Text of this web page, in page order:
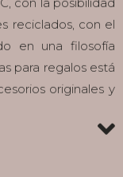
con la posibilidad
reciclados, con el
en una filosofía
para regalos está
originales y